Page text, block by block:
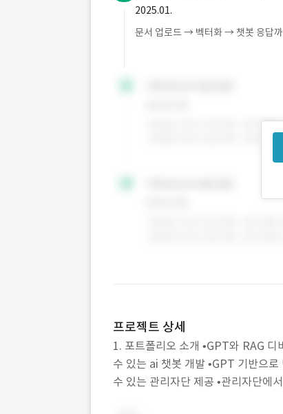
2025.01.
문서 업로드 → 벡터화 → 챗봇 응답까
프로젝트 상세
1. 포트폴리오 소개 •GPT와 RAG
수 있는 ai 챗봇 개발 •GPT 기반으
수 있는 관리자단 제공 •관리자단에